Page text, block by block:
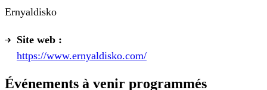
Ernyaldisko
Site web :
https://www.ernyaldisko.com/
Événements à venir programmés